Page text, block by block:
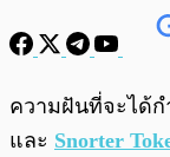
พร้อมเล่น
ความฝันที่จะได้
และ Snorter